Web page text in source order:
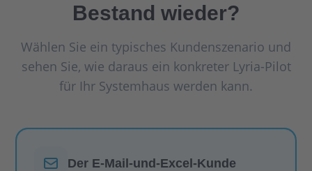
Bestand wieder?
Wählen Sie ein typisches Kundenszenario und
sehen Sie, wie daraus ein konkreter Lyria-Pilot
für Ihr Systemhaus werden kann.
Der E-Mail-und-Excel-Kunde